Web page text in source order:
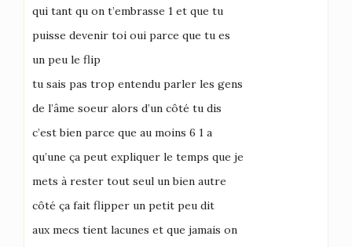
qui tant qu on t’embrasse 1 et que tu
puisse devenir toi oui parce que tu es
un peu le flip
tu sais pas trop entendu parler les gens
de l’âme soeur alors d’un côté tu dis
c’est bien parce que au moins 6 1 a
qu’une ça peut expliquer le temps que je
mets à rester tout seul un bien autre
côté ça fait flipper un petit peu dit
aux mecs tient lacunes et que jamais on